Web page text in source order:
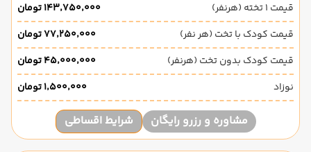
قیمت 1 تخته (هرنفر)
۱۴۳٬۷۵۰٬۰۰۰ تومان
قیمت کودک با تخت (هر نفر)
۷۷٬۲۵۰٬۰۰۰ تومان
قیمت کودک بدون تخت (هرنفر)
۴۵٬۰۰۰٬۰۰۰ تومان
نوزاد
۱٬۵۰۰٬۰۰۰ تومان
مشاوره و رزرو رایگان شرایط اقساطی